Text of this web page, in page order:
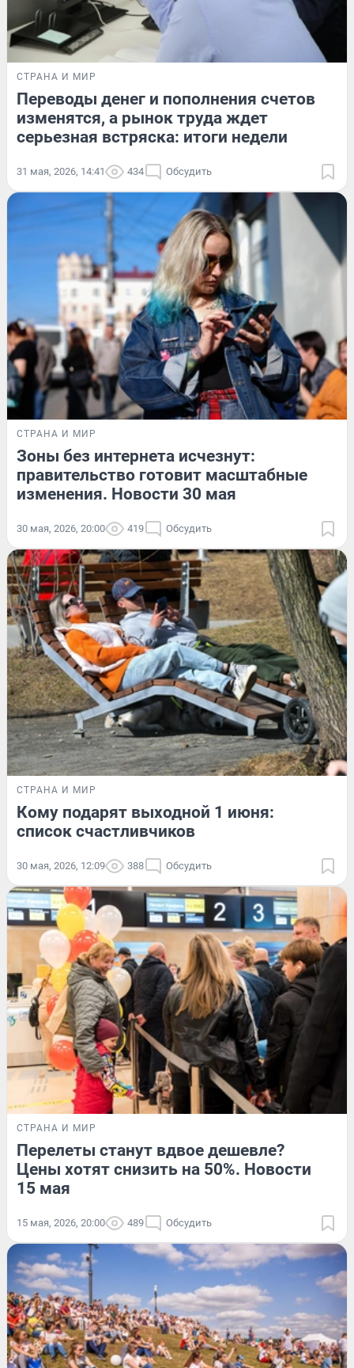
СТРАНА И МИР
Переводы денег и пополнения счетов
изменятся, а рынок труда ждет
серьезная встряска: итоги недели
31 мая, 2026, 14:41 434 Обсудить
СТРАНА И МИР
Зоны без интернета исчезнут:
правительство готовит масштабные
изменения. Новости 30 мая
30 мая, 2026, 20:00 419 Обсудить
СТРАНА И МИР
Кому подарят выходной 1 июня:
список счастливчиков
30 мая, 2026, 12:09 388 Обсудить
СТРАНА И МИР
Перелеты станут вдвое дешевле?
Цены хотят снизить на 50%. Новости
15 мая
15 мая, 2026, 20:00 489 Обсудить